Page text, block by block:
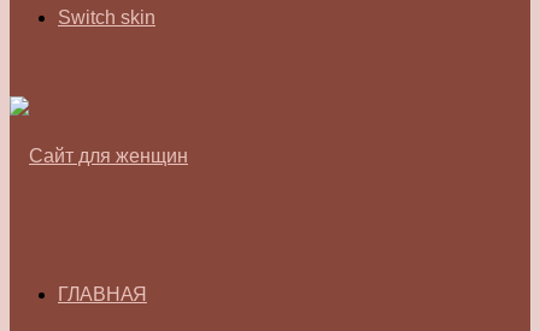
Switch skin
ГЛАВНАЯ